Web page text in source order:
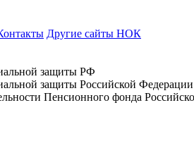
Другие сайты НОК
защиты РФ
защиты Российской
Пенсионного фонда